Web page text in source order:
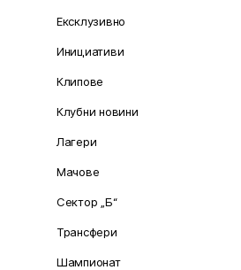
Ексклузивно
Инициативи
Клипове
Клубни новини
Лагери
Мачове
Сектор „Б“
Трансфери
Шампионат